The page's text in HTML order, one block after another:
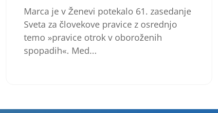
Marca je v Ženevi potekalo 61. zasedanje
Sveta za človekove pravice z osrednjo
temo »pravice otrok v oboroženih
spopadih«. Med...